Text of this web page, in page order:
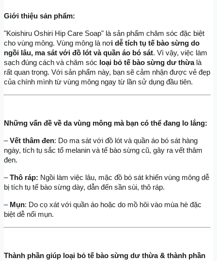
Giới thiệu sản phẩm:
"Koishiru Oshiri Hip Care Soap" là sản phẩm chăm sóc đặc biệt
cho vùng mông. Vùng mông là nơi dễ tích tụ tế bào sừng do
ngồi lâu, ma sát với đồ lót và quần áo bó sát. Vì vậy, việc làm
sạch đúng cách và chăm sóc loại bỏ tế bào sừng dư thừa là
rất quan trọng. Với sản phẩm này, bạn sẽ cảm nhận được vẻ đẹp
của chính mình từ vùng mông ngay từ lần sử dụng đầu tiên.
Những vấn đề về da vùng mông mà bạn có thể đang lo lắng:
– Vết thâm đen: Do ma sát với đồ lót và quần áo bó sát hàng
ngày, tích tụ sắc tố melanin và tế bào sừng cũ, gây ra vết thâm
đen.
– Thô ráp: Ngồi làm việc lâu, mặc đồ bó sát khiến vùng mông dễ
bị tích tụ tế bào sừng dày, dẫn đến sần sùi, thô ráp.
– Mụn: Do cọ xát với quần áo hoặc do mồ hôi vào mùa hè đặc
biệt dễ nổi mụn.
Thành phần giúp loại bỏ tế bào sừng dư thừa & thành phần